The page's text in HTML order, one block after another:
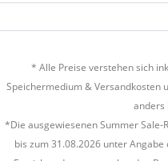
* Alle Preise verstehen sich
Speichermedium &Versandkosten
anders
*Die ausgewiesenen Summer
bis zum 31.08.2026 unter